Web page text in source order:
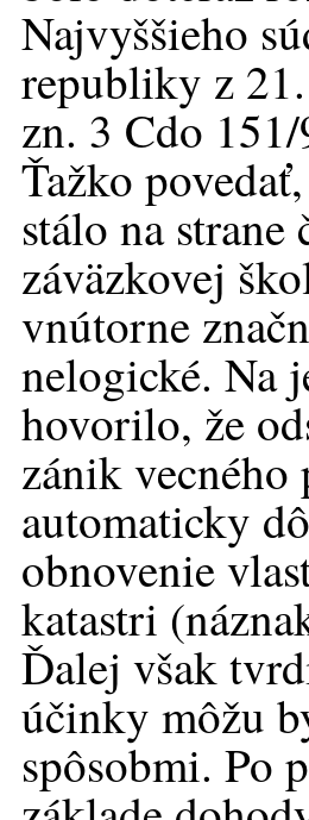
Najvyššieho
republiky z
zn. 3 Cdo
Ťažko
stálo na strane
záväzkovej
vnútorne
nelogické. Na
hovorilo, že
zánik vecného
automaticky
obnovenie
katastri
Ďalej však
účinky môžu
spôsobmi. Po